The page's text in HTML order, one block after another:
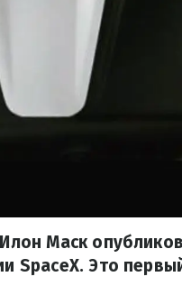
Маск
SpaceX. Это